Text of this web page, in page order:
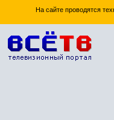
На сайте проводятся